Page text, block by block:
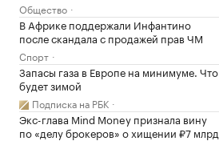
Общество
В Африке поддержали Инфантино
после скандала с продажей прав ЧМ
Спорт
Запасы газа в Европе на минимуме. Что
будет зимой
Подписка на РБК
Экс-глава Mind Money признала вину
по «делу брокеров» о хищении ₽7 млрд